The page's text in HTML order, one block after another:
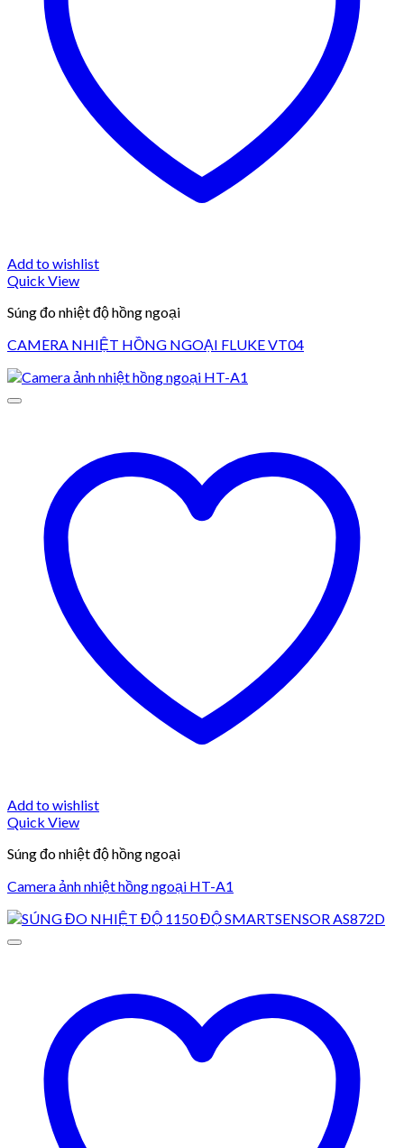
Add to wishlist
Quick View
Súng đo nhiệt độ hồng ngoại
CAMERA NHIỆT HỒNG NGOẠI FLUKE VT04
Add to wishlist
Quick View
Súng đo nhiệt độ hồng ngoại
Camera ảnh nhiệt hồng ngoại HT-A1